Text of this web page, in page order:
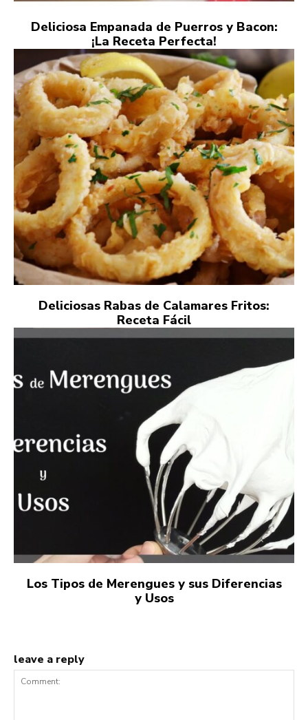
Deliciosa Empanada de Puerros y Bacon:
¡La Receta Perfecta!
Deliciosas Rabas de Calamares Fritos:
Receta Fácil
Los Tipos de Merengues y sus Diferencias
y Usos
leave a reply